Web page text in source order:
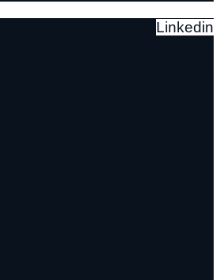
Linkedin